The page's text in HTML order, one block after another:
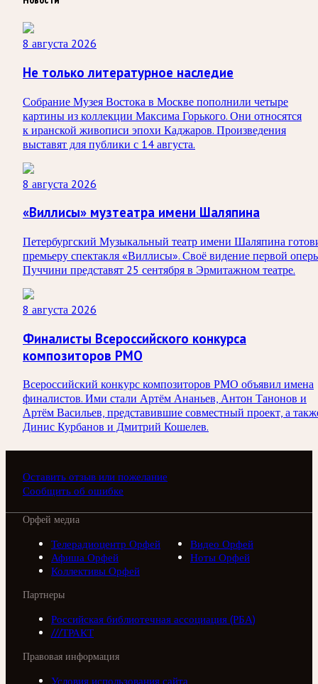
8 августа 2026
Не только литературное наследие
Собрание Музея Востока в Москве пополнили четыре
картины из коллекции Максима Горького. Они относятся
к иранской живописи эпохи Каджаров. Произведения
выставят для публики с 14 августа.
8 августа 2026
«Виллисы» музтеатра имени Шаляпина
Петербургский Музыкальный театр имени Шаляпина
премьеру спектакля «Виллисы». Своё видение первой
Пуччини представят 25 сентября в Эрмитажном театре.
8 августа 2026
Финалисты Всероссийского конкурса
композиторов РМО
Всероссийский конкурс композиторов РМО объявил имена
финалистов. Ими стали Артём Ананьев, Антон Танонов и
Артём Васильев, представившие совместный проект, а
Динис Курбанов и Дмитрий Кошелев.
Оставить отзыв или пожелание
Сообщить об ошибке
Орфей медиа
Телерадиоцентр Орфей
Видео Орфей
Афиша Орфей
Ноты Орфей
Коллективы Орфей
Партнеры
Российская библиотечная ассоциация (РБА)
///ТРАКТ
Правовая информация
Условия использования сайта